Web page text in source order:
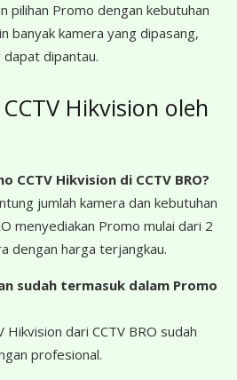
pilihan Promo dengan kebutuhan
banyak kamera yang dipasang,
dapat dipantau.
Hikvision oleh
CCTV Hikvision di CCTV BRO?
jumlah kamera dan kebutuhan
menyediakan Promo mulai dari 2
dengan harga terjangkau.
sudah termasuk dalam Promo
Hikvision dari CCTV BRO sudah
profesional.